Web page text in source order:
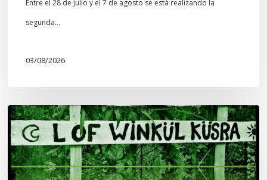
Entre el 28 de julio y el 7 de agosto se está realizando la
segunda…
03/08/2026
Lof
Winkül
Küsra
convoca